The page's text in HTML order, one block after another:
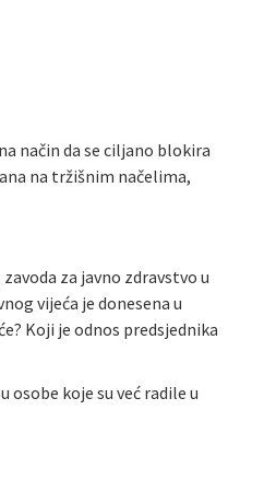
način da se ciljano blokira
na tržišnim načelima,
za javno zdravstvo u
vijeća je donesena u
Koji je odnos predsjednika
koje su već radile u